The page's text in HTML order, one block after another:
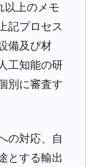
以上のメモ
記プロセス
備及び材
工知能の研
別に審査す
の対応、自
とする輸出